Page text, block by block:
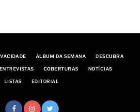
ÁLBUM DA SEMANA DESCUBRA
ENTREVISTAS COBERTURAS NOTÍCIAS
LISTAS EDITORIAL